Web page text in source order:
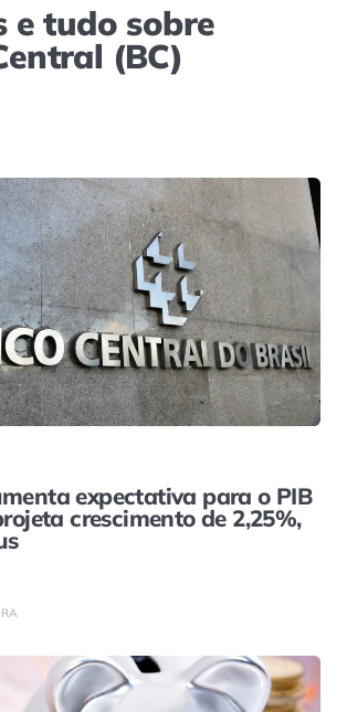
e tudo sobre
(BC)
expectativa para o PIB
crescimento de 2,25%,